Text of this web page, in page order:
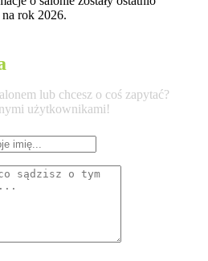
rok 2026.
lub chcesz o coś zapytać?
użytkownikami!